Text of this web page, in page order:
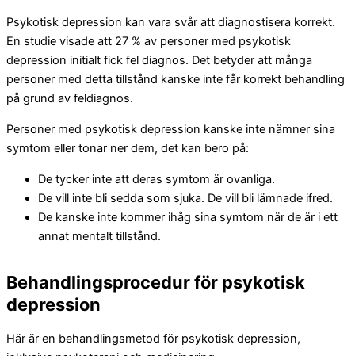
Psykotisk depression kan vara svår att diagnostisera korrekt.
En studie visade att 27 % av personer med psykotisk
depression initialt fick fel diagnos. Det betyder att många
personer med detta tillstånd kanske inte får korrekt behandling
på grund av feldiagnos.
Personer med psykotisk depression kanske inte nämner sina
symtom eller tonar ner dem, det kan bero på:
De tycker inte att deras symtom är ovanliga.
De vill inte bli sedda som sjuka. De vill bli lämnade ifred.
De kanske inte kommer ihåg sina symtom när de är i ett
annat mentalt tillstånd.
Behandlingsprocedur för psykotisk
depression
Här är en behandlingsmetod för psykotisk depression,